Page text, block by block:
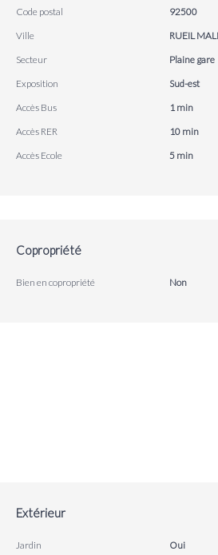
Code postal
92500
Ville
RUEIL
Secteur
Plaine gare
Exposition
Sud-est
Accès Bus
1 min
Accès RER
10 min
Accès Ecole
5 min
Copropriété
Bien en copropriété Non
Extérieur
Jardin
Oui